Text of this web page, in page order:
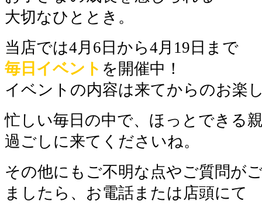
大切なひととき。
当店では4月6日から4月19日まで
毎日イベント を開催中！
イベントの内容は来てからのお楽
忙しい毎日の中で、ほっとできる
過ごしに来てくださいね。
その他にもご不明な点やご質問が
ましたら、お電話または店頭にて